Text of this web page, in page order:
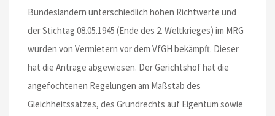
Bundesländern unterschiedlich hohen Richtwerte und
der Stichtag 08.05.1945 (Ende des 2. Weltkrieges) im MRG
wurden von Vermietern vor dem VfGH bekämpft. Dieser
hat die Anträge abgewiesen. Der Gerichtshof hat die
angefochtenen Regelungen am Maßstab des
Gleichheitssatzes, des Grundrechts auf Eigentum sowie